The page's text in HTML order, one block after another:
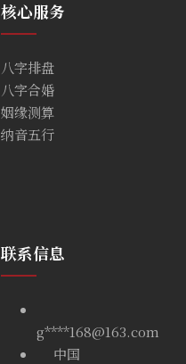
核心服务
八字排盘
八字合婚
姻缘测算
纳音五行
联系信息
g****168@163.com
中国